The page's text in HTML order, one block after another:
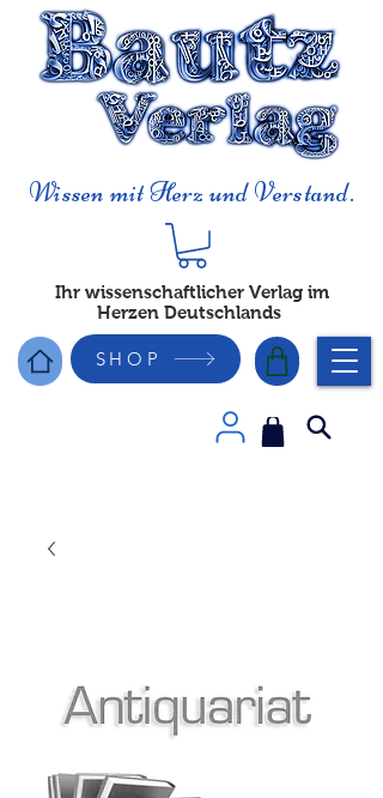
Wissen mit Herz und Verstand.
Ihr wissenschaftlicher Verlag im
Herzen Deutschlands
SHOP